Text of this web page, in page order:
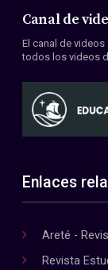
Canal de
El canal de videos
todos los videos
Enlaces
Areté -
Revista